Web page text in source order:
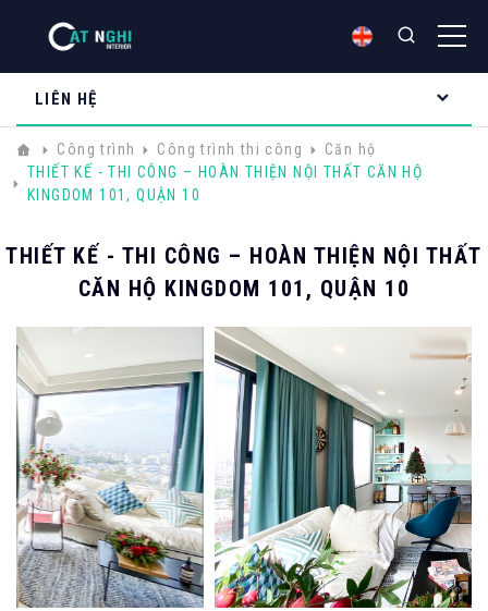
LIÊN HỆ
Công trình Công trình thi công
Căn hộ
THIẾT KẾ - THI CÔNG – HOÀN THIỆN NỘI THẤT CĂN HỘ
KINGDOM 101, QUẬN 10
THIẾT KẾ - THI CÔNG – HOÀN THIỆN NỘI THẤT
CĂN HỘ KINGDOM 101, QUẬN 10